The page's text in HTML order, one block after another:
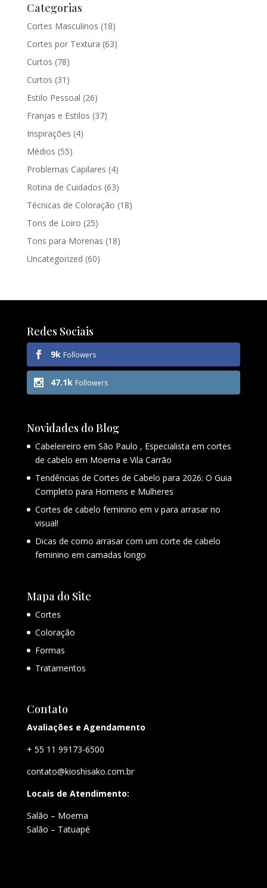
Categorias
Cortes Masculinos (18)
Cortes por Textura (63)
Curtos (78)
Curtos (31)
Estilo Pessoal (26)
Franjas e Estilos (37)
Inspirações (4)
Médios (55)
Problemas Capilares (4)
Rotina de Cuidados (63)
Técnicas de Coloração (18)
Tons de Loiro (25)
Tons para Morenas (18)
Uncategorized (60)
Redes Sociais
9k Followers
47.1k Followers
Novidades do Blog
Cabeleireiro em São Paulo , Especialista em cortes
de cabelo em Moema e Vila Carrão
Tendências de Cortes de Cabelo para 2026: O Guia
Completo para Homens e Mulheres
Cortes de cabelo feminino em v para arrasar no
visual!
Dicas de como arrasar com um corte de cabelo
feminino em camadas longo
Mapa do Site
Cortes
Coloração
Formas
Tratamentos
Contato
Avaliações e Agendamento
+ 55 11 99173-6500
contato@kioshisako.com.br
Locais de Atendimento:
Salão – Moema
Salão – Tatuapé